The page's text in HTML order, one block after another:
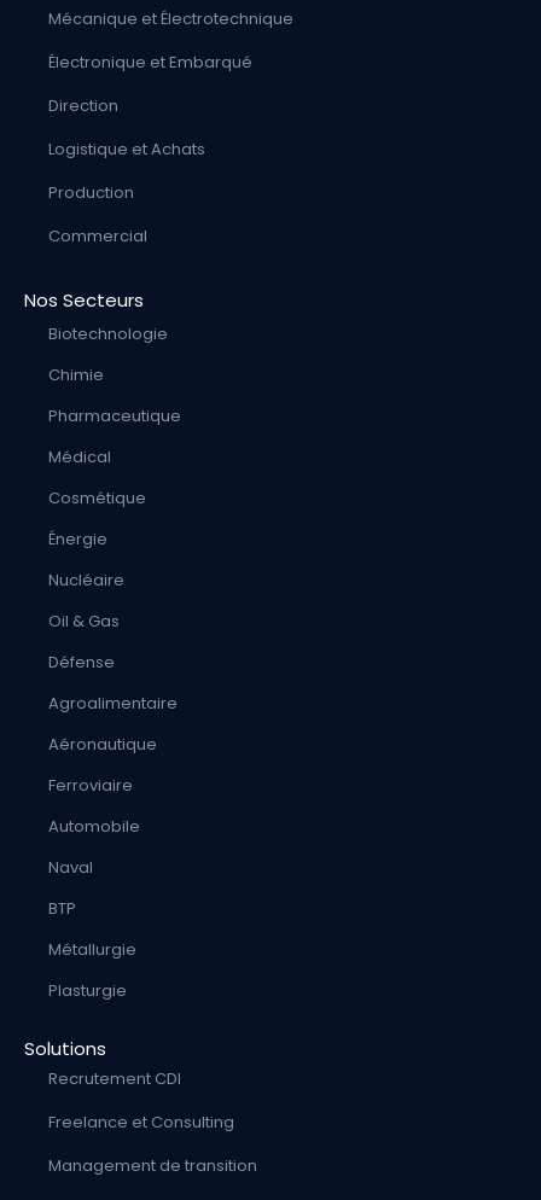
Mécanique et Électrotechnique
Électronique et Embarqué
Direction
Logistique et Achats
Production
Commercial
Nos Secteurs
Biotechnologie
Chimie
Pharmaceutique
Médical
Cosmétique
Énergie
Nucléaire
Oil & Gas
Défense
Agroalimentaire
Aéronautique
Ferroviaire
Automobile
Naval
BTP
Métallurgie
Plasturgie
Solutions
Recrutement CDI
Freelance et Consulting
Management de transition